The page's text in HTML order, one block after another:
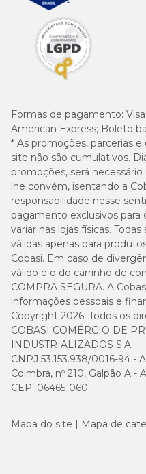
Formas de pagamento:
American Express; Boleto
* As promoções, parcerias
site não são cumulativos.
promoções, será
lhe convém, isentando a
responsabilidade nesse
pagamento exclusivos
variar nas lojas físicas.
válidas apenas para
Cobasi. Em caso de
válido é o do carrinho de
COMPRA SEGURA. A
informações pessoais e
Copyright 2026. Todos os
COBASI COMÉRCIO DE
INDUSTRIALIZADOS S.A.
CNPJ 53.153.938/0016-94 -
Coimbra, nº 210, Galpão A -
CEP: 06465-060
Mapa do site Mapa de